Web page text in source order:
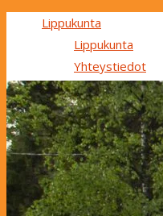
Lippukunta
Lippukunta
Yhteystiedot
Maksut ja
Ryhmät
Ryhmät
Perhepartio
Tapahtumakalenteri
Mukaan partioon